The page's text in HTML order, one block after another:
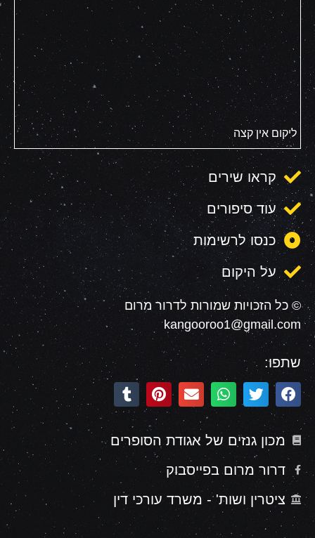
ליקום אין קצה
קראו שירים
עוד סיפורים
כנסו לרשימות
על היקום
© כל הזכויות שמורות לדרור מרום
kangooroo1@gmail.com
שתפו:
מכון גנזים של אגודת הסופרים
דרור מרום בפייסבוק
ציטרין ושות' - משרד עורכי דין